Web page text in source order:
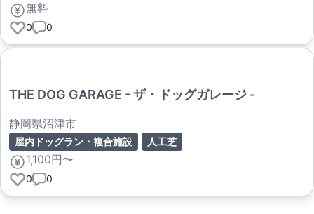
無料
0 0
THE DOG GARAGE - ザ・ドッグガレージ -
静岡県沼津市
屋内ドッグラン・複合施設 人工芝
1,100円〜
0 0